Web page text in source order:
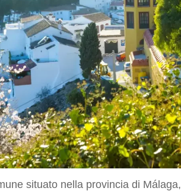
situato nella provincia di